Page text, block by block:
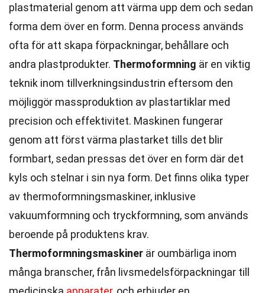
plastmaterial genom att värma upp dem och sedan
forma dem över en form. Denna process används
ofta för att skapa förpackningar, behållare och
andra plastprodukter. Thermoformning är en viktig
teknik inom tillverkningsindustrin eftersom den
möjliggör massproduktion av plastartiklar med
precision och effektivitet. Maskinen fungerar
genom att först värma plastarket tills det blir
formbart, sedan pressas det över en form där det
kyls och stelnar i sin nya form. Det finns olika typer
av thermoformningsmaskiner, inklusive
vakuumformning och tryckformning, som används
beroende på produktens krav.
Thermoformningsmaskiner är oumbärliga inom
många branscher, från livsmedelsförpackningar till